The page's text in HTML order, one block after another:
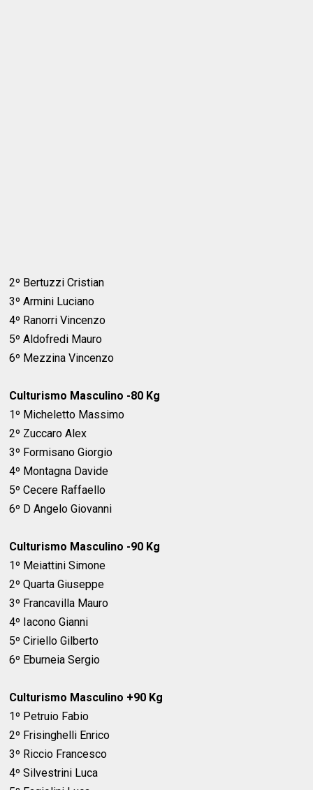
2º Bertuzzi Cristian
3º Armini Luciano
4º Ranorri Vincenzo
5º Aldofredi Mauro
6º Mezzina Vincenzo
Culturismo Masculino -80 Kg
1º Micheletto Massimo
2º Zuccaro Alex
3º Formisano Giorgio
4º Montagna Davide
5º Cecere Raffaello
6º D Angelo Giovanni
Culturismo Masculino -90 Kg
1º Meiattini Simone
2º Quarta Giuseppe
3º Francavilla Mauro
4º Iacono Gianni
5º Ciriello Gilberto
6º Eburneia Sergio
Culturismo Masculino +90 Kg
1º Petruio Fabio
2º Frisinghelli Enrico
3º Riccio Francesco
4º Silvestrini Luca